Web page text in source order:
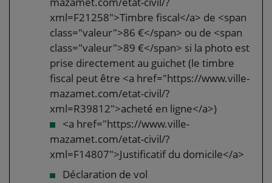
xml=F21258">Timbre fiscal</a> de <span
class="valeur">86 €</span> ou de <span
class="valeur">89 €</span> si la photo est
prise directement au guichet (le timbre
fiscal peut être <a href="https://www.ville-
mazamet.com/etat-civil/?
xml=R39812">acheté en ligne</a>)
<a href="https://www.ville-
mazamet.com/etat-civil/?
xml=F14807">Justificatif du domicile</a>
Déclaration de vol